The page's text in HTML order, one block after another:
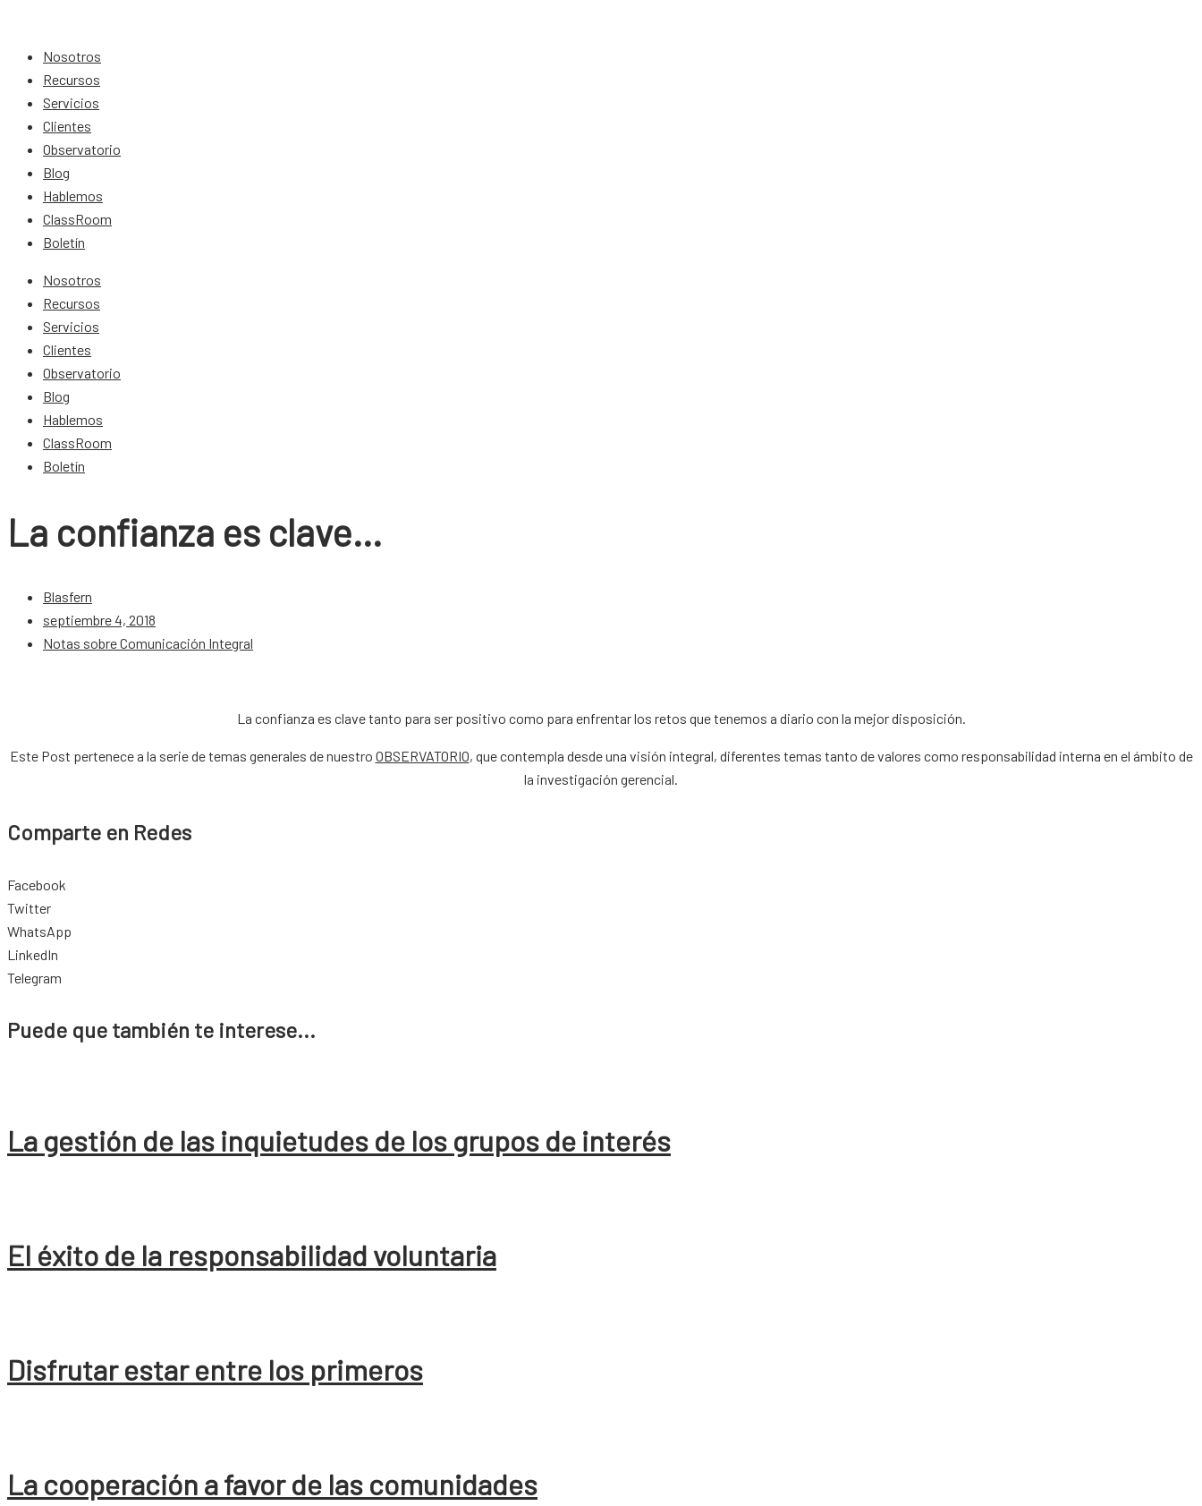
Nosotros
Recursos
Servicios
Clientes
Observatorio
Blog
Hablemos
ClassRoom
Boletín
Nosotros
Recursos
Servicios
Clientes
Observatorio
Blog
Hablemos
ClassRoom
Boletín
La confianza es clave…
Blasfern
septiembre 4, 2018
Notas sobre Comunicación Integral
La confianza es clave tanto para ser positivo como para enfrentar los retos que tenemos a diario con la mejor disposición.
Este Post pertenece a la serie de temas generales de nuestro OBSERVATORIO, que contempla desde una visión integral, diferentes temas tanto de valores como responsabilidad interna en el ámbito de
la investigación gerencial.
Comparte en Redes
Facebook
Twitter
WhatsApp
LinkedIn
Telegram
Puede que también te interese...
La gestión de las inquietudes de los grupos de interés
El éxito de la responsabilidad voluntaria
Disfrutar estar entre los primeros
La cooperación a favor de las comunidades